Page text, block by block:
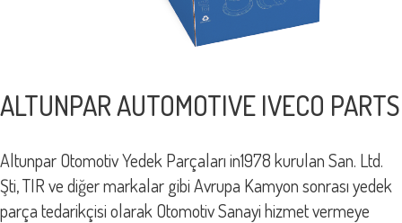
ALTUNPAR AUTOMOTIVE IVECO PARTS
Altunpar Otomotiv Yedek Parçaları in1978 kurulan San. Ltd.
Şti, TIR ve diğer markalar gibi Avrupa Kamyon sonrası yedek
parça tedarikçisi olarak Otomotiv Sanayi hizmet vermeye